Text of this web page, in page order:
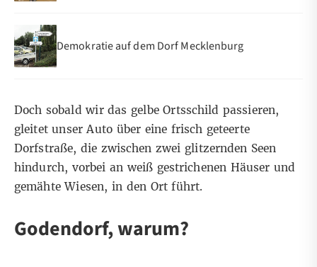
Demokratie auf dem Dorf Mecklenburg
Doch sobald wir das gelbe Ortsschild passieren,
gleitet unser Auto über eine frisch geteerte
Dorfstraße, die zwischen zwei glitzernden Seen
hindurch, vorbei an weiß gestrichenen Häuser und
gemähte Wiesen, in den Ort führt.
Godendorf, warum?